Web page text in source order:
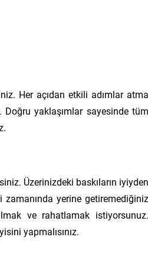
Her açıdan etkili adımlar atma
Doğru yaklaşımlar sayesinde tüm
Üzerinizdeki baskıların iyiyden
zamanında yerine getiremediğiniz
ve rahatlamak istiyorsunuz.
yapmalısınız.